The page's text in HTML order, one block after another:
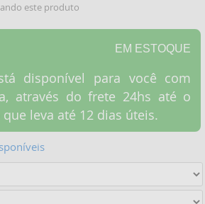
este produto
EM ESTOQUE
disponível para você com
através do frete 24hs até o
leva até 12 dias úteis.